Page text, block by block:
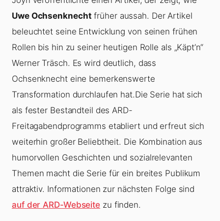
Uwe Ochsenknecht früher aussah. Der Artikel
beleuchtet seine Entwicklung von seinen frühen
Rollen bis hin zu seiner heutigen Rolle als „Käpt’n“
Werner Träsch. Es wird deutlich, dass
Ochsenknecht eine bemerkenswerte
Transformation durchlaufen hat.Die Serie hat sich
als fester Bestandteil des ARD-
Freitagabendprogramms etabliert und erfreut sich
weiterhin großer Beliebtheit. Die Kombination aus
humorvollen Geschichten und sozialrelevanten
Themen macht die Serie für ein breites Publikum
attraktiv. Informationen zur nächsten Folge sind
auf der ARD-Webseite zu finden.